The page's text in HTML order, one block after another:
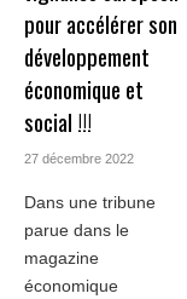
pour accélérer son
développement
économique et
social !!!
27 décembre 2022
Dans une tribune
parue dans le
magazine
économique